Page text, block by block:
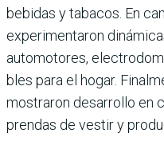
bebidas y tabacos. En
experimentaron
automotores,
bles para el hogar.
mos­traron desarrollo en
prendas de vestir y